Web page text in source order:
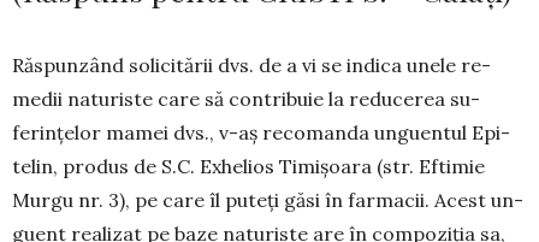
Răspunzând solicitării dvs. de a vi se indica unele re­
medii naturiste care să contribuie la reducerea su­
ferințelor mamei dvs., v-aș recomanda unguen­tul Epi­
telin, produs de S.C. Exhelios Timișoara (str. Eftimie
Mur­gu nr. 3), pe care îl puteți găsi în far­macii. Acest un­
guent realizat pe baze naturiste are în com­po­ziția sa,